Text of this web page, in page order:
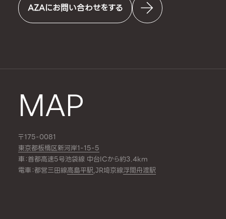
AZAにお問い合わせをする
MAP
〒175-0081
東京都板橋区新河岸1-15-5
車：首都高速5号池袋線 中台ICから約3.4km
電車：都営三田線高島平駅,JR埼京線浮間舟渡駅